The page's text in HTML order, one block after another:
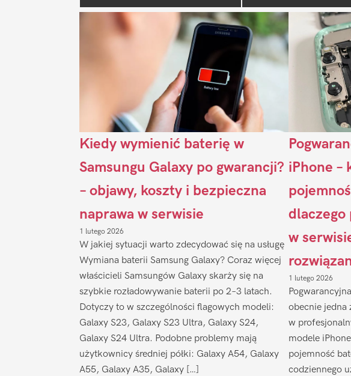
Kiedy wymienić baterię w
Samsungu Galaxy po gwarancji?
– objawy, koszty i bezpieczna
naprawa w serwisie
1 lutego 2026
W jakiej sytuacji warto zdecydować się na usługę
Wymiana baterii Samsung Galaxy? Coraz więcej
właścicieli Samsungów Galaxy skarży się na
szybkie rozładowywanie baterii po 2–3 latach.
Dotyczy to w szczególności flagowych modeli:
Galaxy S23, Galaxy S23 Ultra, Galaxy S24,
Galaxy S24 Ultra. Podobne problemy mają
użytkownicy średniej półki: Galaxy A54, Galaxy
A55, Galaxy A35, Galaxy […]
iPhone –
dlaczego
w
1 lutego 2026
obecnie jedna
w
modele
pojemność
codziennego